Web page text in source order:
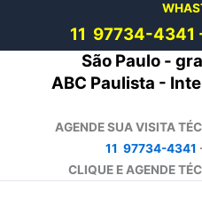
11 97734-4341
São Paulo -
ABC Paulista -
AGENDE SUA VISITA
11 97734-4341
CLIQUE E AGENDE